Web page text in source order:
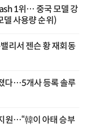
1위… 중국 모델 강
사용량 순위)
리서 젠슨 황 재회동
다…5개사 등록 솔루
원…“韓이 아태 승부